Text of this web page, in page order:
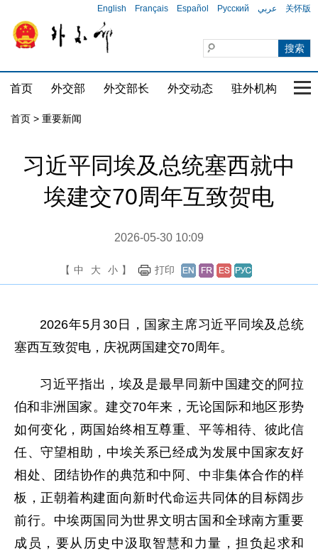
English Français Español Русский عربي 关怀版
首页 外交部 外交部长 外交动态 驻外机构 国
首页 > 重要新闻
习近平同埃及总统塞西就中
埃建交70周年互致贺电
2026-05-30 10:09
【 中 大 小 】 打印
2026年5月30日，国家主席习近平同埃及总统
塞西互致贺电，庆祝两国建交70周年。
习近平指出，埃及是最早同新中国建交的阿拉
伯和非洲国家。建交70年来，无论国际和地区形势
如何变化，两国始终相互尊重、平等相待、彼此信
任、守望相助，中埃关系已经成为发展中国家友好
相处、团结协作的典范和中阿、中非集体合作的样
板，正朝着构建面向新时代命运共同体的目标阔步
前行。中埃两国同为世界文明古国和全球南方重要
成员，要从历史中汲取智慧和力量，担负起求和